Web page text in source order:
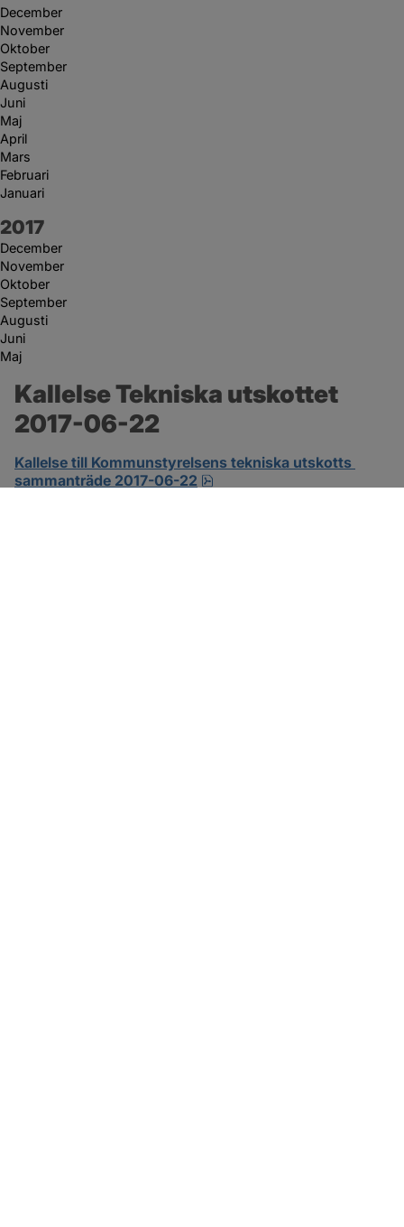
December
November
Oktober
September
Augusti
Juni
Maj
April
Mars
Februari
Januari
År:
2017
December
November
Oktober
September
Augusti
Juni
Maj
Kallelse Tekniska utskottet
2017-06-22
Kallelse till Kommunstyrelsens tekniska utskotts
sammanträde 2017-06-22